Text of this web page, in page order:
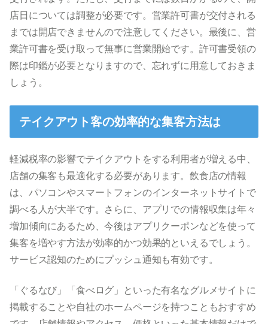
店日については調整が必要です。営業許可書が交付される
までは開店できませんので注意してください。最後に、営
業許可書を受け取って無事に営業開始です。許可書受領の
際は印鑑が必要となりますので、忘れずに用意しておきま
しょう。
テイクアウト客の効率的な集客方法は
軽減税率の影響でテイクアウトをする利用者が増える中、
店舗の集客も最適化する必要があります。飲食店の情報
は、パソコンやスマートフォンのインターネットサイトで
調べる人が大半です。さらに、アプリでの情報収集は年々
増加傾向にあるため、今後はアプリクーポンなどを使って
集客を増やす方法が効率的かつ効果的といえるでしょう。
サービス認知のためにプッシュ通知も有効です。
「ぐるなび」「食べログ」といった有名なグルメサイトに
掲載することや自社のホームページを持つこともおすすめ